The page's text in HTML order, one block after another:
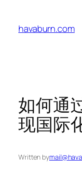
content
havaburn.com
如何通
现国际
Written by